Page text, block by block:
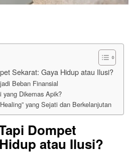
Sekarat: Gaya Hidup atau Ilusi?
Beban Finansial
yang Dikemas Apik?
yang Sejati dan Berkelanjutan
Dompet
atau Ilusi?